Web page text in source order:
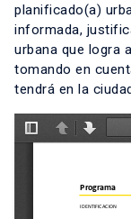
planificado(a)
informada,
urbana que logra
tomando en
tendrá en la